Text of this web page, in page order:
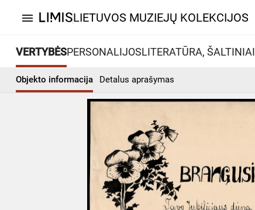
menu LIETUVOS MUZIEJŲ KOLEKCIJOS
VERTYBĖSPERSONALIJOSLITERATŪRA, ŠALTINIAI
Objekto informacija Detalus aprašymas